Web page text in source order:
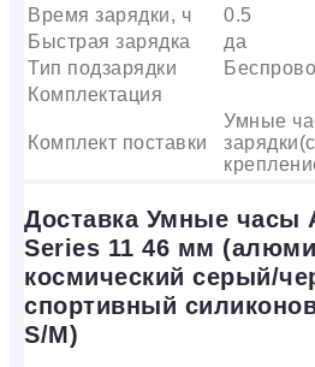
Время зарядки, ч
0.5
Быстрая зарядка
да
Тип подзарядки
Комплектация
Комплект поставки
Умные
Доставка Умные часы
Series 11 46 мм
космический серый/
спортивный
S/M)